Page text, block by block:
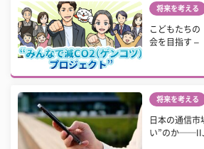
将来を考える
こどもたちの
会を目指す –
将来を考える
日本の通信市
い”のか